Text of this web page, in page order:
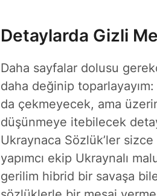
Detaylarda Gizli
Daha sayfalar dolusu
daha değinip
da çekmeyecek, ama
düşünmeye itebilecek
Ukraynaca Sözlük’ler
yapımcı ekip Ukraynalı
gerilim hibrid bir savaşa